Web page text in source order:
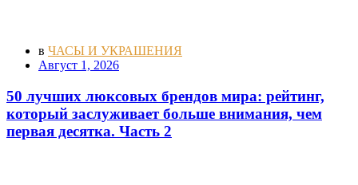
в ЧАСЫ И УКРАШЕНИЯ
Август 1, 2026
50 лучших люксовых брендов мира: рейтинг,
который заслуживает больше внимания, чем
первая десятка. Часть 2